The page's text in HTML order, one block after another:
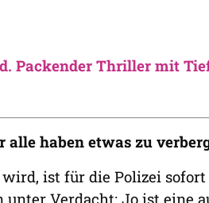
Packender Thriller mit
alle haben etwas zu
ist für die Polizei
Verdacht: Jo ist eine